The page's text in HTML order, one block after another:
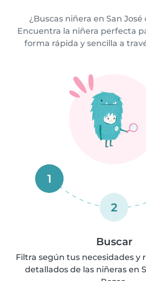
¿Buscas niñera en San José
Encuentra la niñera perfecta
forma rápida y sencilla a
1
2
Buscar
Filtra según tus necesidades y
detallados de las niñeras en